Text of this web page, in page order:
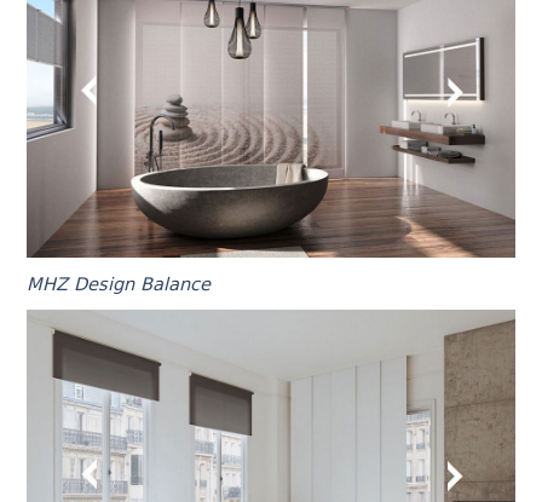
MHZ Design Balance